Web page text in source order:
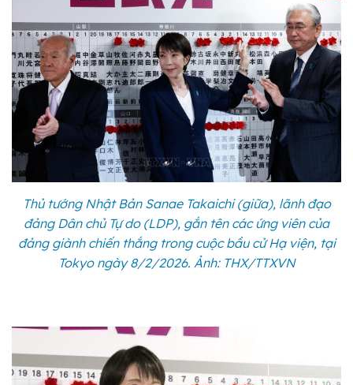
Thủ tướng Nhật Bản Sanae Takaichi (giữa), lãnh đạo
đảng Dân chủ Tự do (LDP), gắn tên các ứng viên của
đảng giành chiến thắng trong cuộc bầu cử Hạ viện, tại
Tokyo ngày 8/2/2026. Ảnh: THX/TTXVN